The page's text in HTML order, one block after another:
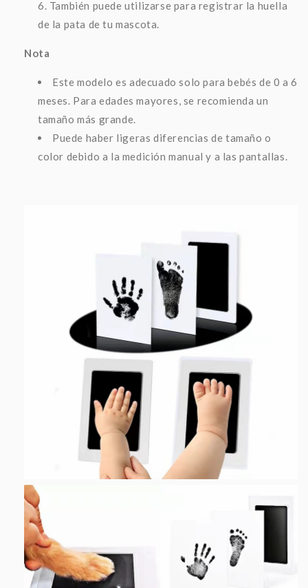
También puede utilizarse para registrar la huella
de la pata de tu mascota.
Nota
Este modelo es adecuado solo para bebés de 0 a 6
meses. Para edades mayores, se recomienda un
tamaño más grande.
Puede haber ligeras diferencias de tamaño o
color debido a la medición manual y a las pantallas.